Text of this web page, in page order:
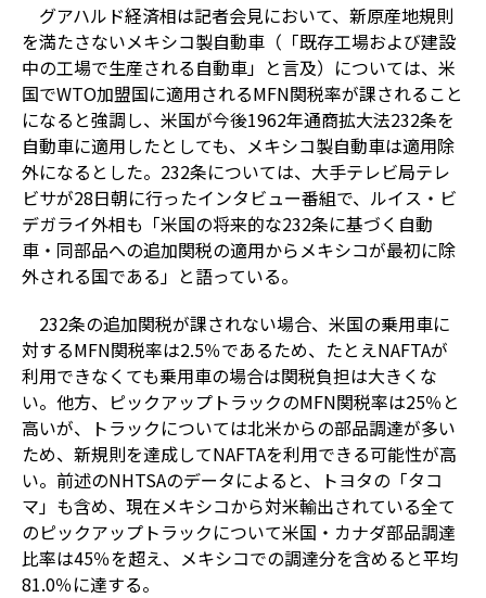
グアハルド経済相は記者会見において、新原産地規則
を満たさないメキシコ製自動車（「既存工場および建設
中の工場で生産される自動車」と言及）については、米
国でWTO加盟国に適用されるMFN関税率が課されること
になると強調し、米国が今後1962年通商拡大法232条を
自動車に適用したとしても、メキシコ製自動車は適用除
外になるとした。232条については、大手テレビ局テレ
ビサが28日朝に行ったインタビュー番組で、ルイス・ビ
デガライ外相も「米国の将来的な232条に基づく自動
車・同部品への追加関税の適用からメキシコが最初に除
外される国である」と語っている。
232条の追加関税が課されない場合、米国の乗用車に
対するMFN関税率は2.5％であるため、たとえNAFTAが
利用できなくても乗用車の場合は関税負担は大きくな
い。他方、ピックアップトラックのMFN関税率は25％と
高いが、トラックについては北米からの部品調達が多い
ため、新規則を達成してNAFTAを利用できる可能性が高
い。前述のNHTSAのデータによると、トヨタの「タコ
マ」も含め、現在メキシコから対米輸出されている全て
のピックアップトラックについて米国・カナダ部品調達
比率は45％を超え、メキシコでの調達分を含めると平均
81.0％に達する。